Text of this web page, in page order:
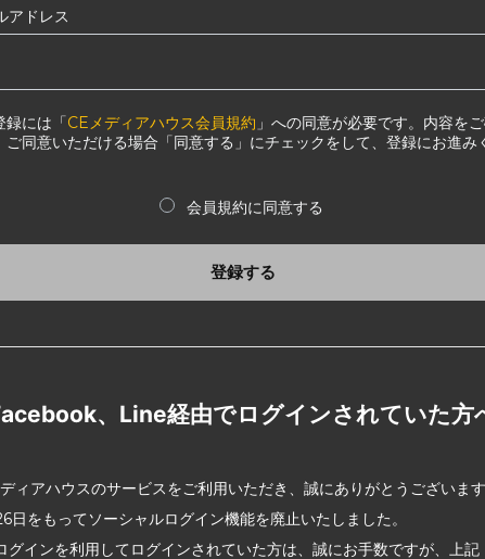
アドレス
録には「CEメディアハウス会員規約 」への同意が必要です。内容を
ご同意いただける場合「同意する」にチェックをして、登録にお進み
会員規約に同意する
登録する
、Line経由でログインされていた方
ィアハウスのサービスをご利用いただき、誠にありがとうございます
日をもってソーシャルログイン機能を廃止いたしました。
グインを利用してログインされていた方は、誠にお手数ですが、上記